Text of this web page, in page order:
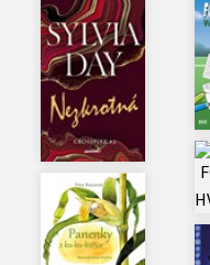
Historie a military